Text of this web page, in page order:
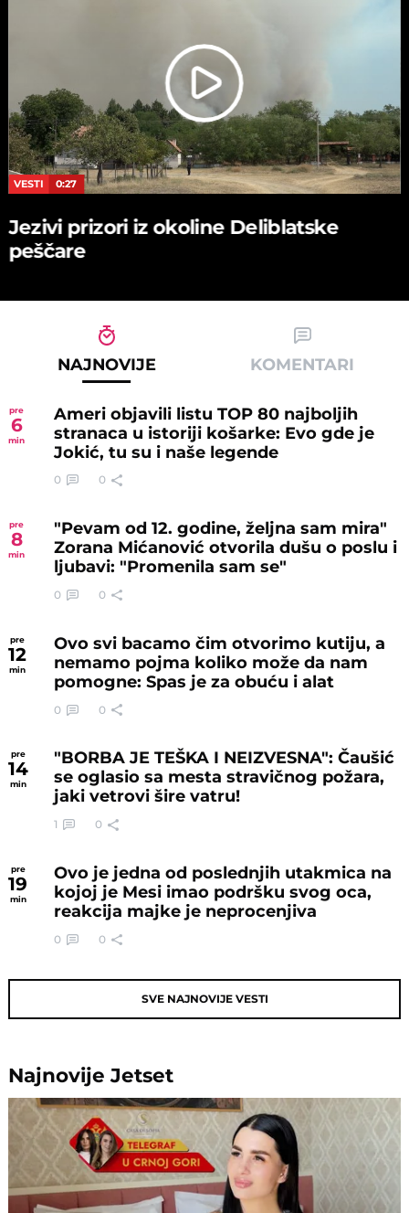
VESTI 0:27
Jezivi prizori iz okoline Deliblatske
peščare
NAJNOVIJE KOMENTARI
pre
6
min
Ameri objavili listu TOP 80 najboljih
stranaca u istoriji košarke: Evo gde je
Jokić, tu su i naše legende
0 0
pre
8
min
"Pevam od 12. godine, željna sam mira"
Zorana Mićanović otvorila dušu o poslu i
ljubavi: "Promenila sam se"
0 0
pre
12
min
Ovo svi bacamo čim otvorimo kutiju, a
nemamo pojma koliko može da nam
pomogne: Spas je za obuću i alat
0 0
pre
14
min
"BORBA JE TEŠKA I NEIZVESNA": Čaušić
se oglasio sa mesta stravičnog požara,
jaki vetrovi šire vatru!
1 0
pre
19
min
Ovo je jedna od poslednjih utakmica na
kojoj je Mesi imao podršku svog oca,
reakcija majke je neprocenjiva
0 0
SVE NAJNOVIJE VESTI
NajnovijeJetset